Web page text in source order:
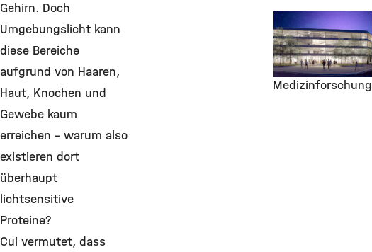
Gehirn. Doch
Umgebungslicht kann
diese Bereiche
aufgrund von Haaren,
Haut, Knochen und
Gewebe kaum
erreichen – warum also
existieren dort
überhaupt
lichtsensitive
Proteine?
Cui vermutet, dass
Pioneer Campus,
6. Juli 2023
Pioniere der
zukünftigen
Medizinforschung